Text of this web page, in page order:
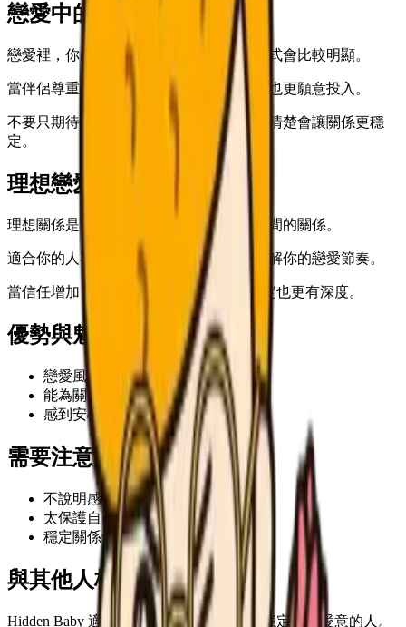
戀愛中的特點
戀愛裡，你的 熱情 判斷和 認真 的相處方式會比較明顯。
當伴侶尊重你的節奏，你會更容易放鬆，也更願意投入。
不要只期待對方猜到你的心情，把需求說清楚會讓關係更穩
定。
理想戀愛
理想關係是溫暖、尊重，並且保留自我空間的關係。
適合你的人不會急著改變你，而是願意理解你的戀愛節奏。
當信任增加，Hidden Baby 的魅力會更穩定也更有深度。
優勢與魅力
戀愛風格很有辨識度
能為關係帶來獨特魅力
感到安心後會真誠投入
需要注意的地方
不說明感受時容易被誤解
太保護自己的節奏可能造成距離
穩定關係也需要持續的小表達
與其他人格類型的相性
Hidden Baby 適合能尊重你的節奏，同時穩定表達愛意的人。